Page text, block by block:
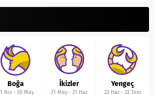
Boğa
Nis- 20 May
İkizler
21 May- 21 Haz
Yengeç
22 Haz- 22 Tem